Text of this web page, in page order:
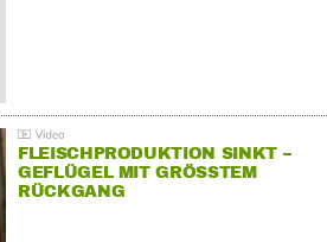
FLEISCHPRODUKTION SINKT –
GEFLÜGEL MIT GRÖSSTEM R
ÜCKGANG